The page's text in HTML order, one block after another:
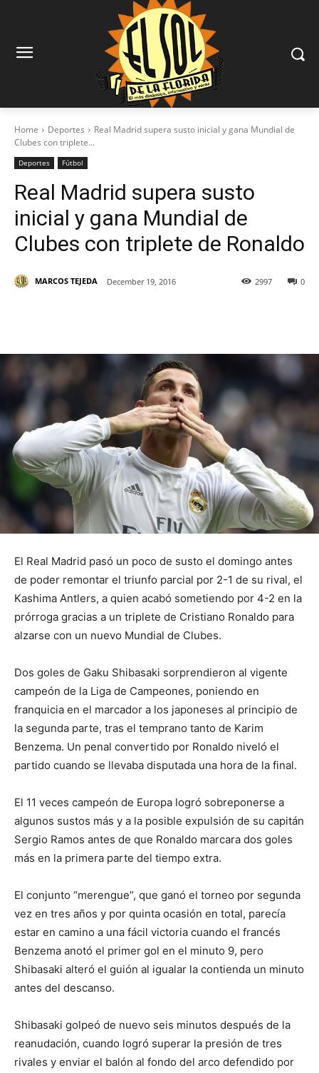
Home Deportes
Real Madrid supera susto inicial y gana Mundial de
Clubes con triplete...
Deportes Fútbol
Real Madrid supera susto
inicial y gana Mundial de
Clubes con triplete de Ronaldo
MARCOS TEJEDA December 19, 2016 0
2997
El Real Madrid pasó un poco de susto el domingo antes
de poder remontar el triunfo parcial por 2-1 de su rival, el
Kashima Antlers, a quien acabó sometiendo por 4-2 en la
prórroga gracias a un triplete de Cristiano Ronaldo para
alzarse con un nuevo Mundial de Clubes.
Dos goles de Gaku Shibasaki sorprendieron al vigente
campeón de la Liga de Campeones, poniendo en
franquicia en el marcador a los japoneses al principio de
la segunda parte, tras el temprano tanto de Karim
Benzema. Un penal convertido por Ronaldo niveló el
partido cuando se llevaba disputada una hora de la final.
El 11 veces campeón de Europa logró sobreponerse a
algunos sustos más y a la posible expulsión de su capitán
Sergio Ramos antes de que Ronaldo marcara dos goles
más en la primera parte del tiempo extra.
El conjunto “merengue”, que ganó el torneo por segunda
vez en tres años y por quinta ocasión en total, parecía
estar en camino a una fácil victoria cuando el francés
Benzema anotó el primer gol en el minuto 9, pero
Shibasaki alteró el guión al igualar la contienda un minuto
antes del descanso.
Shibasaki golpeó de nuevo seis minutos después de la
reanudación, cuando logró superar la presión de tres
rivales y enviar el balón al fondo del arco defendido por